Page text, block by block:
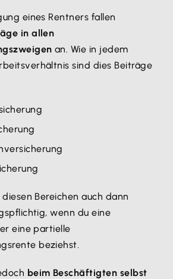
eines Rentners fallen
in allen
an. Wie in jedem
sind dies Beiträge
Bereichen auch dann
wenn du eine
eine partielle
beziehst.
beim Beschäftigten selbst